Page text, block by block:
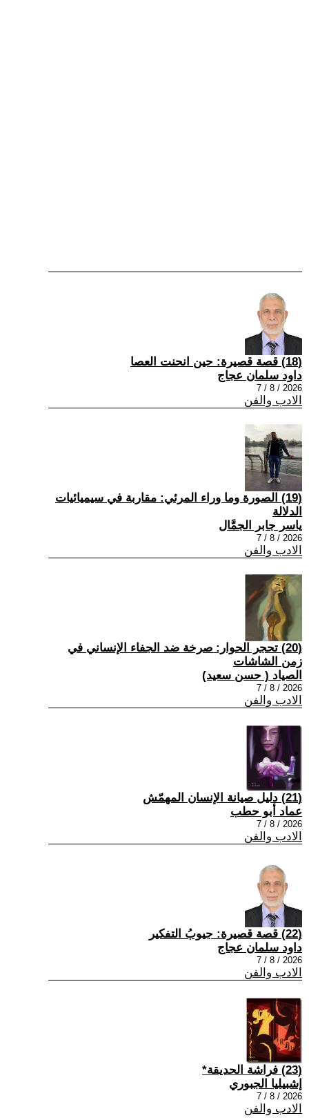
(18) قصة قصيرة: حين انحنت العصا
داود سلمان عجاج
2026 / 8 / 7
الادب والفن
(19) الصورة وما وراء المرئي: مقاربة في سيميائيات
الدلالة
ياسر جابر الجمَّال
2026 / 8 / 7
الادب والفن
(20) تحجر الحوار: صرخة ضد الجفاء الإنساني في
زمن الشاشات
الصياد ‏( حسن سعيد‏)
2026 / 8 / 7
الادب والفن
(21) دليل صيانة الإنسان المهمّش
عماد أبو حطب
2026 / 8 / 7
الادب والفن
(22) قصة قصيرة: جيوبُ التفكير
داود سلمان عجاج
2026 / 8 / 7
الادب والفن
(23) فراشة الحديقة*
إشبيليا الجبوري
2026 / 8 / 7
الادب والفن